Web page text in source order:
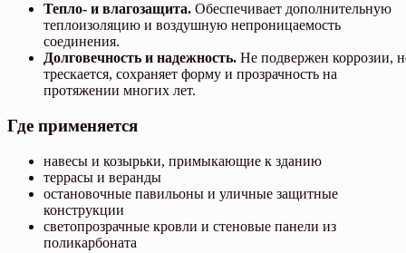
Тепло- и влагозащита. Обеспечивает дополнительную
теплоизоляцию и воздушную непроницаемость
соединения.
Долговечность и надежность. Не подвержен коррозии,
трескается, сохраняет форму и прозрачность на
протяжении многих лет.
Где применяется
навесы и козырьки, примыкающие к зданию
террасы и веранды
остановочные павильоны и уличные защитные
конструкции
светопрозрачные кровли и стеновые панели из
поликарбоната